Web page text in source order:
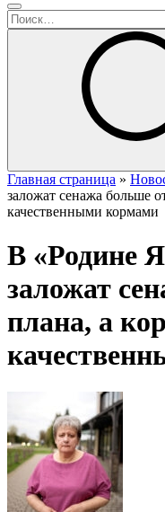
Главная страница »
заложат сенажа больше
качественными кормами
В «Родине
заложат
плана, а